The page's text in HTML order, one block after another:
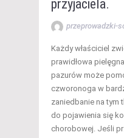
przyjaciela.
przeprowadzki-
Każdy właściciel
prawidłowa
pazurów może
czworonoga w
zaniedbanie na tym
do pojawienia się
chorobowej. Jeśli